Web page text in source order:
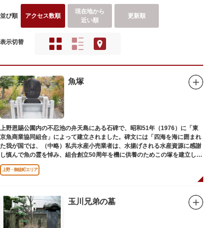
並び順 アクセス数順
現在地から
近い順
更新順
表示切替
魚塚
上野恩賜公園内の不忍池の弁天島にある石碑で、昭和51年（1976）に「東
京魚商業協同組合」によって建立されました。碑文には「四海を海に囲まれ
た我が国では、（中略）私共水産小売業者は、水揚げされる水産資源に感謝
し慎んで魚の霊を悼み、組合創立50周年を機に供養のためこの塚を建立しま
す」とあります。
上野・御徒町エリア
玉川兄弟の墓